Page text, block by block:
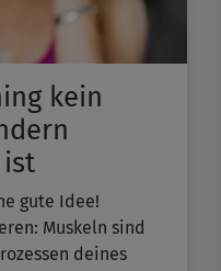
kein
gute Idee!
Muskeln sind
deines